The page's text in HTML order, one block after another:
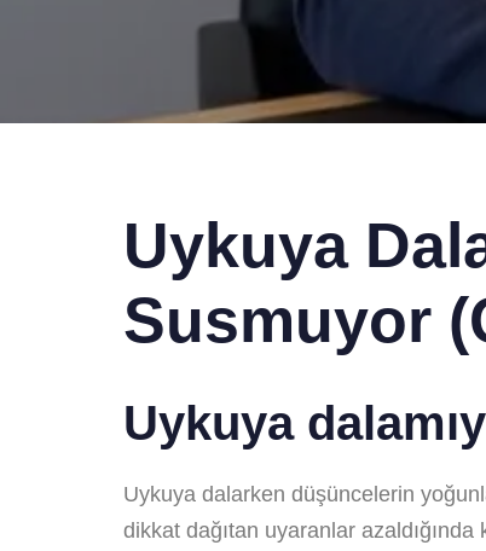
Uykuya
Susmuyor
Uykuya
Uykuya dalarken düşüncelerin
dikkat dağıtan uyaranlar